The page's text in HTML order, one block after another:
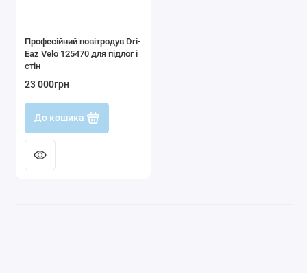
Професійний повітродув Dri-
Eaz Velo 125470 для підлог і
стін
23 000грн
До кошика